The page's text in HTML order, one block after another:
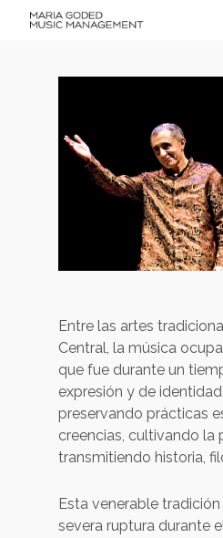
Entre las artes
Central, la música
que fue durante un
expresión y de
preservando prácticas
creencias, cultivando la
transmitiendo historia,
Esta venerable
severa ruptura durante